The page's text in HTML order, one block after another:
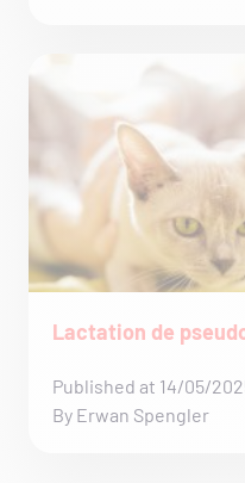
Lactation de
Published at 14/05/
By Erwan Spengler